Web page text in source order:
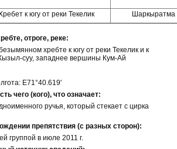
к югу от реки Текелик Шаркыратма
отроге, реке:
хребте к югу от реки Текелик и к
суу, западнее вершины Кум-Ай
E71°40.619'
чего (кого), что означает:
ручья, который стекает с цирка
препятствия (с разных сторон):
группой в июле 2011 г.